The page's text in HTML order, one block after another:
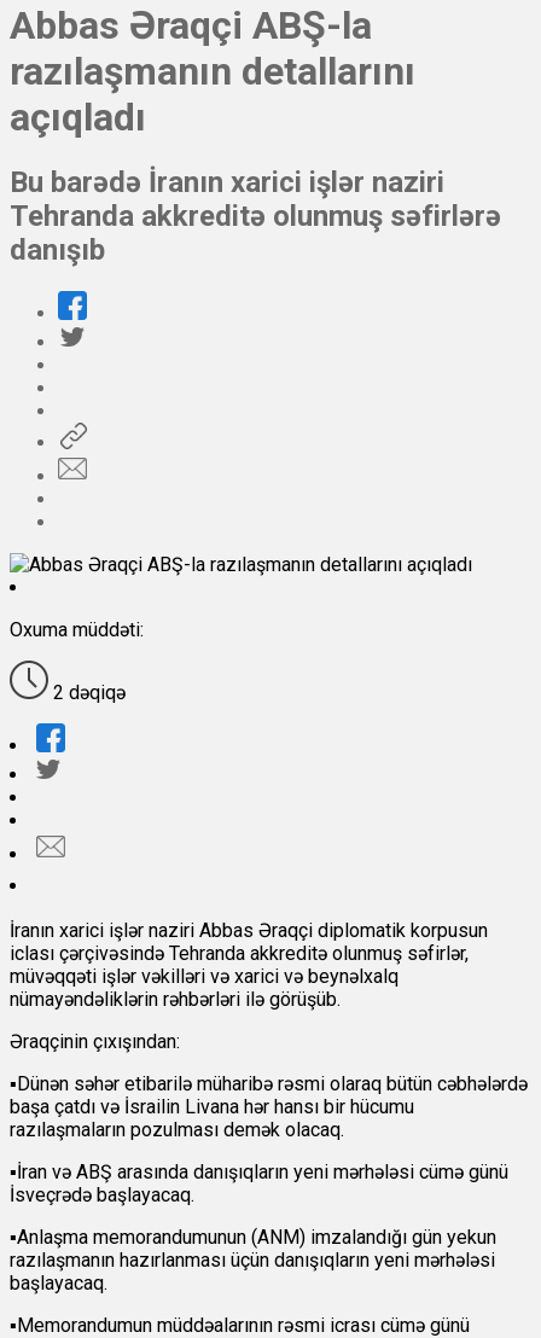
Abbas Əraqçi ABŞ-la
razılaşmanın detallarını
açıqladı
Bu barədə İranın xarici işlər naziri
Tehranda akkreditə olunmuş səfirlərə
danışıb
Oxuma müddəti:
2 dəqiqə
İranın xarici işlər naziri Abbas Əraqçi diplomatik korpusun
iclası çərçivəsində Tehranda akkreditə olunmuş səfirlər,
müvəqqəti işlər vəkilləri və xarici və beynəlxalq
nümayəndəliklərin rəhbərləri ilə görüşüb.
Əraqçinin çıxışından:
▪️Dünən səhər etibarilə müharibə rəsmi olaraq bütün cəbhələrdə
başa çatdı və İsrailin Livana hər hansı bir hücumu
razılaşmaların pozulması demək olacaq.
▪️İran və ABŞ arasında danışıqların yeni mərhələsi cümə günü
İsveçrədə başlayacaq.
▪️Anlaşma memorandumunun (ANM) imzalandığı gün yekun
razılaşmanın hazırlanması üçün danışıqların yeni mərhələsi
başlayacaq.
▪️Memorandumun müddəalarının rəsmi icrası cümə günü